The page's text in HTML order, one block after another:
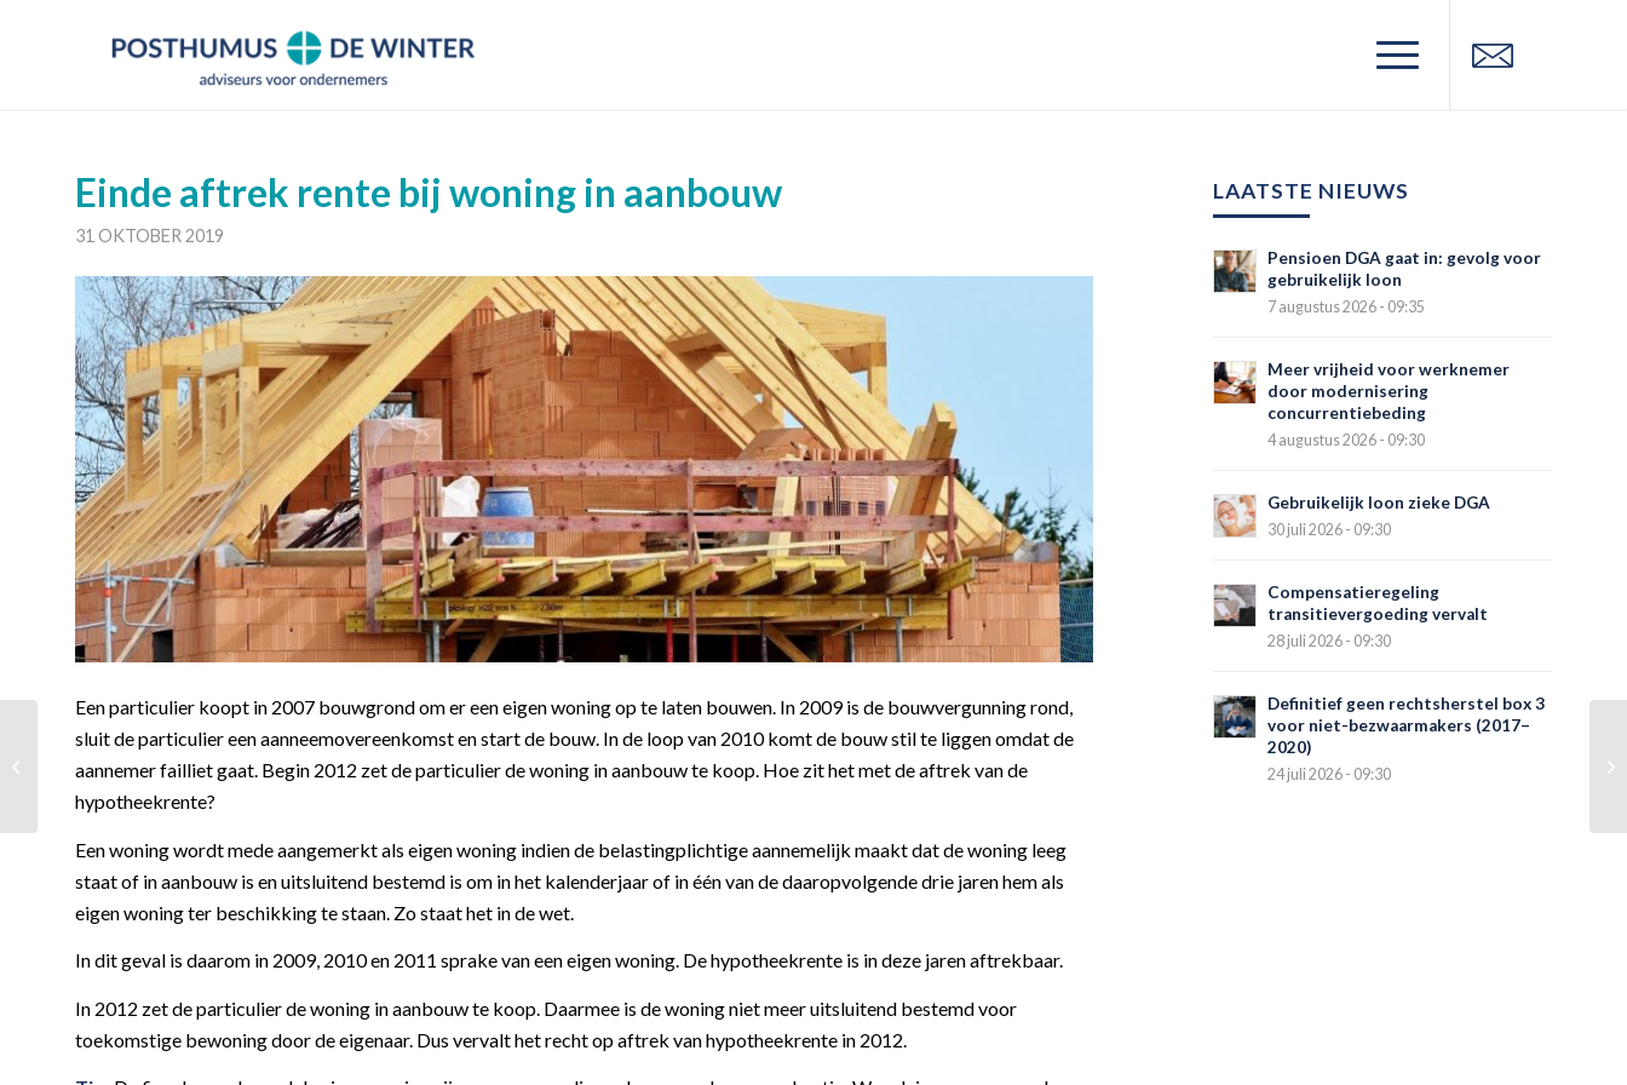
Einde aftrek rente bij woning in aanbouw
31 OKTOBER 2019
Een particulier koopt in 2007 bouwgrond om er een eigen woning op te laten bouwen. In 2009 is de bouwvergunning rond,
sluit de particulier een aanneemovereenkomst en start de bouw. In de loop van 2010 komt de bouw stil te liggen omdat de
aannemer failliet gaat. Begin 2012 zet de particulier de woning in aanbouw te koop. Hoe zit het met de aftrek van de
hypotheekrente?
Een woning wordt mede aangemerkt als eigen woning indien de belastingplichtige aannemelijk maakt dat de woning leeg
staat of in aanbouw is en uitsluitend bestemd is om in het kalenderjaar of in één van de daaropvolgende drie jaren hem als
eigen woning ter beschikking te staan. Zo staat het in de wet.
In dit geval is daarom in 2009, 2010 en 2011 sprake van een eigen woning. De hypotheekrente is in deze jaren aftrekbaar.
In 2012 zet de particulier de woning in aanbouw te koop. Daarmee is de woning niet meer uitsluitend bestemd voor
toekomstige bewoning door de eigenaar. Dus vervalt het recht op aftrek van hypotheekrente in 2012.
LAATSTE NIEUWS
Pensioen DGA gaat in: gevolg voor
gebruikelijk loon
7 augustus 2026 - 09:35
Meer vrijheid voor werknemer
door modernisering
concurrentiebeding
4 augustus 2026 - 09:30
Gebruikelijk loon zieke DGA
30 juli 2026 - 09:30
Compensatieregeling
transitievergoeding vervalt
28 juli 2026 - 09:30
Definitief geen rechtsherstel box 3
voor niet-bezwaarmakers (2017–
2020)
24 juli 2026 - 09:30
Fiets van de zaak en
onbelaste